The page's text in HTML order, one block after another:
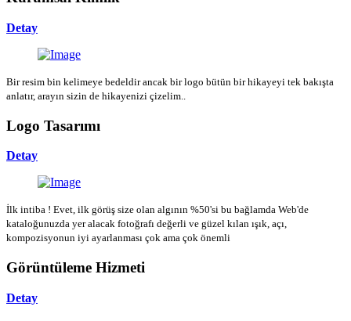
Detay
Bir resim bin kelimeye bedeldir ancak bir logo bütün bir hikayeyi tek bakışta
anlatır, arayın sizin de hikayenizi çizelim..
Logo Tasarımı
Detay
İlk intiba ! Evet, ilk görüş size olan algının %50'si bu bağlamda Web'de
kataloğunuzda yer alacak fotoğrafı değerli ve güzel kılan ışık, açı,
kompozisyonun iyi ayarlanması çok ama çok önemli
Görüntüleme Hizmeti
Detay